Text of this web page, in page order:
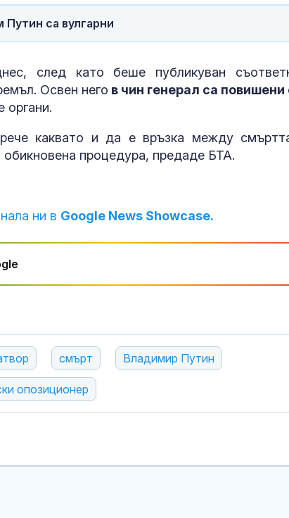
са вулгарни
след като беше публикуван
Освен него в чин генерал са
органи.
каквато и да е връзка между
процедура, предаде БТА.
ни в Google News Showcase.
смърт Владимир Путин
опозиционер
жп гара до